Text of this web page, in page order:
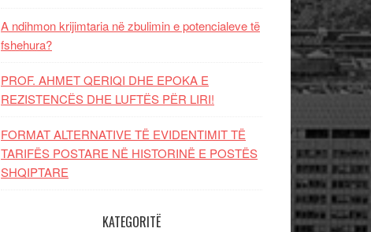
A ndihmon krijimtaria në zbulimin e potencialeve të
fshehura?
PROF. AHMET QERIQI DHE EPOKA E
REZISTENCЁS DHE LUFTЁS PЁR LIRI!
FORMAT ALTERNATIVE TË EVIDENTIMIT TË
TARIFËS POSTARE NË HISTORINË E POSTËS
SHQIPTARE
KATEGORITË